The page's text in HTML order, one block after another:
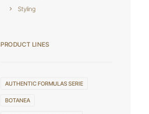
Styling
PRODUCT LINES
AUTHENTIC FORMULAS SERIE
BOTANEA